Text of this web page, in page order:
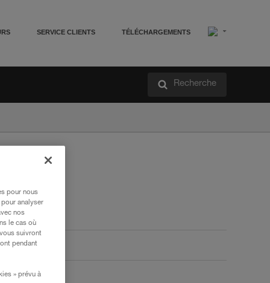
SERVICE CLIENTS TÉLÉCHARGEMENTS
Recherche
pour nous
analyser
nos
le cas où
suivront
pendant
» prévu à